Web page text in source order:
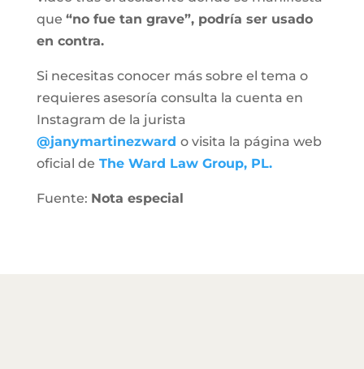
que “no fue tan grave”, podría ser usado
en contra.
Si necesitas conocer más sobre el tema o
requieres asesoría consulta la cuenta en
Instagram de la jurista
@janymartinezward o visita la página web
oficial de The Ward Law Group, PL.
Fuente: Nota especial